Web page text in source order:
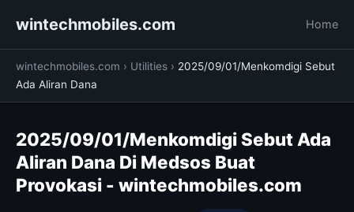
wintechmobiles.com Home
wintechmobiles.com › Utilities › 2025/09/01/Menkomdigi Sebut
Ada Aliran Dana
2025/09/01/Menkomdigi Sebut Ada
Aliran Dana Di Medsos Buat
Provokasi - wintechmobiles.com